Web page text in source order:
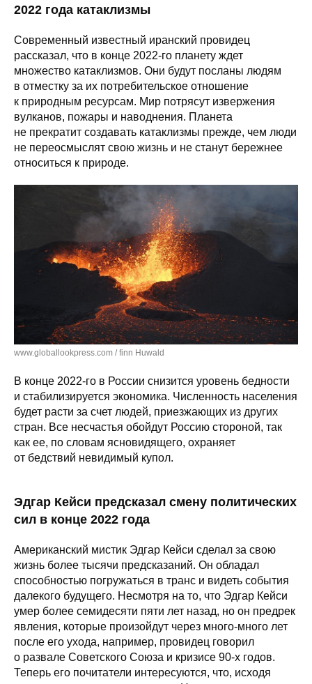
2022 года катаклизмы
Современный известный иранский провидец
рассказал, что в конце 2022-го планету ждет
множество катаклизмов. Они будут посланы людям
в отместку за их потребительское отношение
к природным ресурсам. Мир потрясут извержения
вулканов, пожары и наводнения. Планета
не прекратит создавать катаклизмы прежде, чем люди
не переосмыслят свою жизнь и не станут бережнее
относиться к природе.
www.globallookpress.com / finn Huwald
В конце 2022-го в России снизится уровень бедности
и стабилизируется экономика. Численность населения
будет расти за счет людей, приезжающих из других
стран. Все несчастья обойдут Россию стороной, так
как ее, по словам ясновидящего, охраняет
от бедствий невидимый купол.
Эдгар Кейси предсказал смену политических
сил в конце 2022 года
Американский мистик Эдгар Кейси сделал за свою
жизнь более тысячи предсказаний. Он обладал
способностью погружаться в транс и видеть события
далекого будущего. Несмотря на то, что Эдгар Кейси
умер более семидесяти пяти лет назад, но он предрек
явления, которые произойдут через много-много лет
после его ухода, например, провидец говорил
о развале Советского Союза и кризисе 90-х годов.
Теперь его почитатели интересуются, что, исходя